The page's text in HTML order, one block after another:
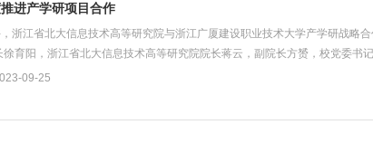
进产学研项目合作
浙江省北大信息技术高等研究院与浙江广厦建设职业技术大学产学研战略
徐育阳，浙江省北大信息技术高等研究院院长蒋云，副院长方赟，校党委书
、王兴，东阳市教育局，科技局以及相...
09-25